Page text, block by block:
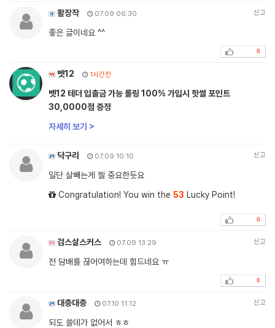
활장작 07.09 06:30 신고
좋은 글이네요 ^^
0
벳12 1시간전
벳12 테더 입출금 가능 롤링 100% 가입시 핫썰 포인트
30,0000점 증정
자세히 보기 >
닥구리 07.09 10:10 신고
일단 살빼는게 젤 중요한듯요
Congratulation! You win the 53 Lucky Point!
0
검스살스커스 07.09 13:29 신고
전 담배를 끊어여하는데 힘드네요 ㅠ
0
대충대충 07.10 11:12 신고
되도 쓸데가 없어서 ㅎㅎ